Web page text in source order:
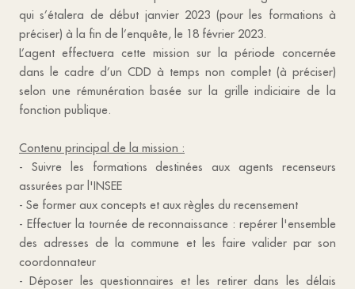
qui s’étalera de début janvier 2023 (pour les formations à
préciser) à la fin de l’enquête, le 18 février 2023.
L’agent effectuera cette mission sur la période concernée
dans le cadre d’un CDD à temps non complet (à préciser)
selon une rémunération basée sur la grille indiciaire de la
fonction publique.
Contenu principal de la mission :
- Suivre les formations destinées aux agents recenseurs
assurées par l'INSEE
- Se former aux concepts et aux règles du recensement
- Effectuer la tournée de reconnaissance : repérer l'ensemble
des adresses de la commune et les faire valider par son
coordonnateur
- Déposer les questionnaires et les retirer dans les délais